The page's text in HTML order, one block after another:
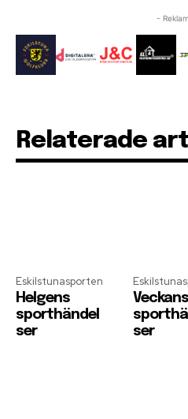
-
Relaterade
Eskilstunasporten
Helgens
sporthändel
ser
Veckans
ser